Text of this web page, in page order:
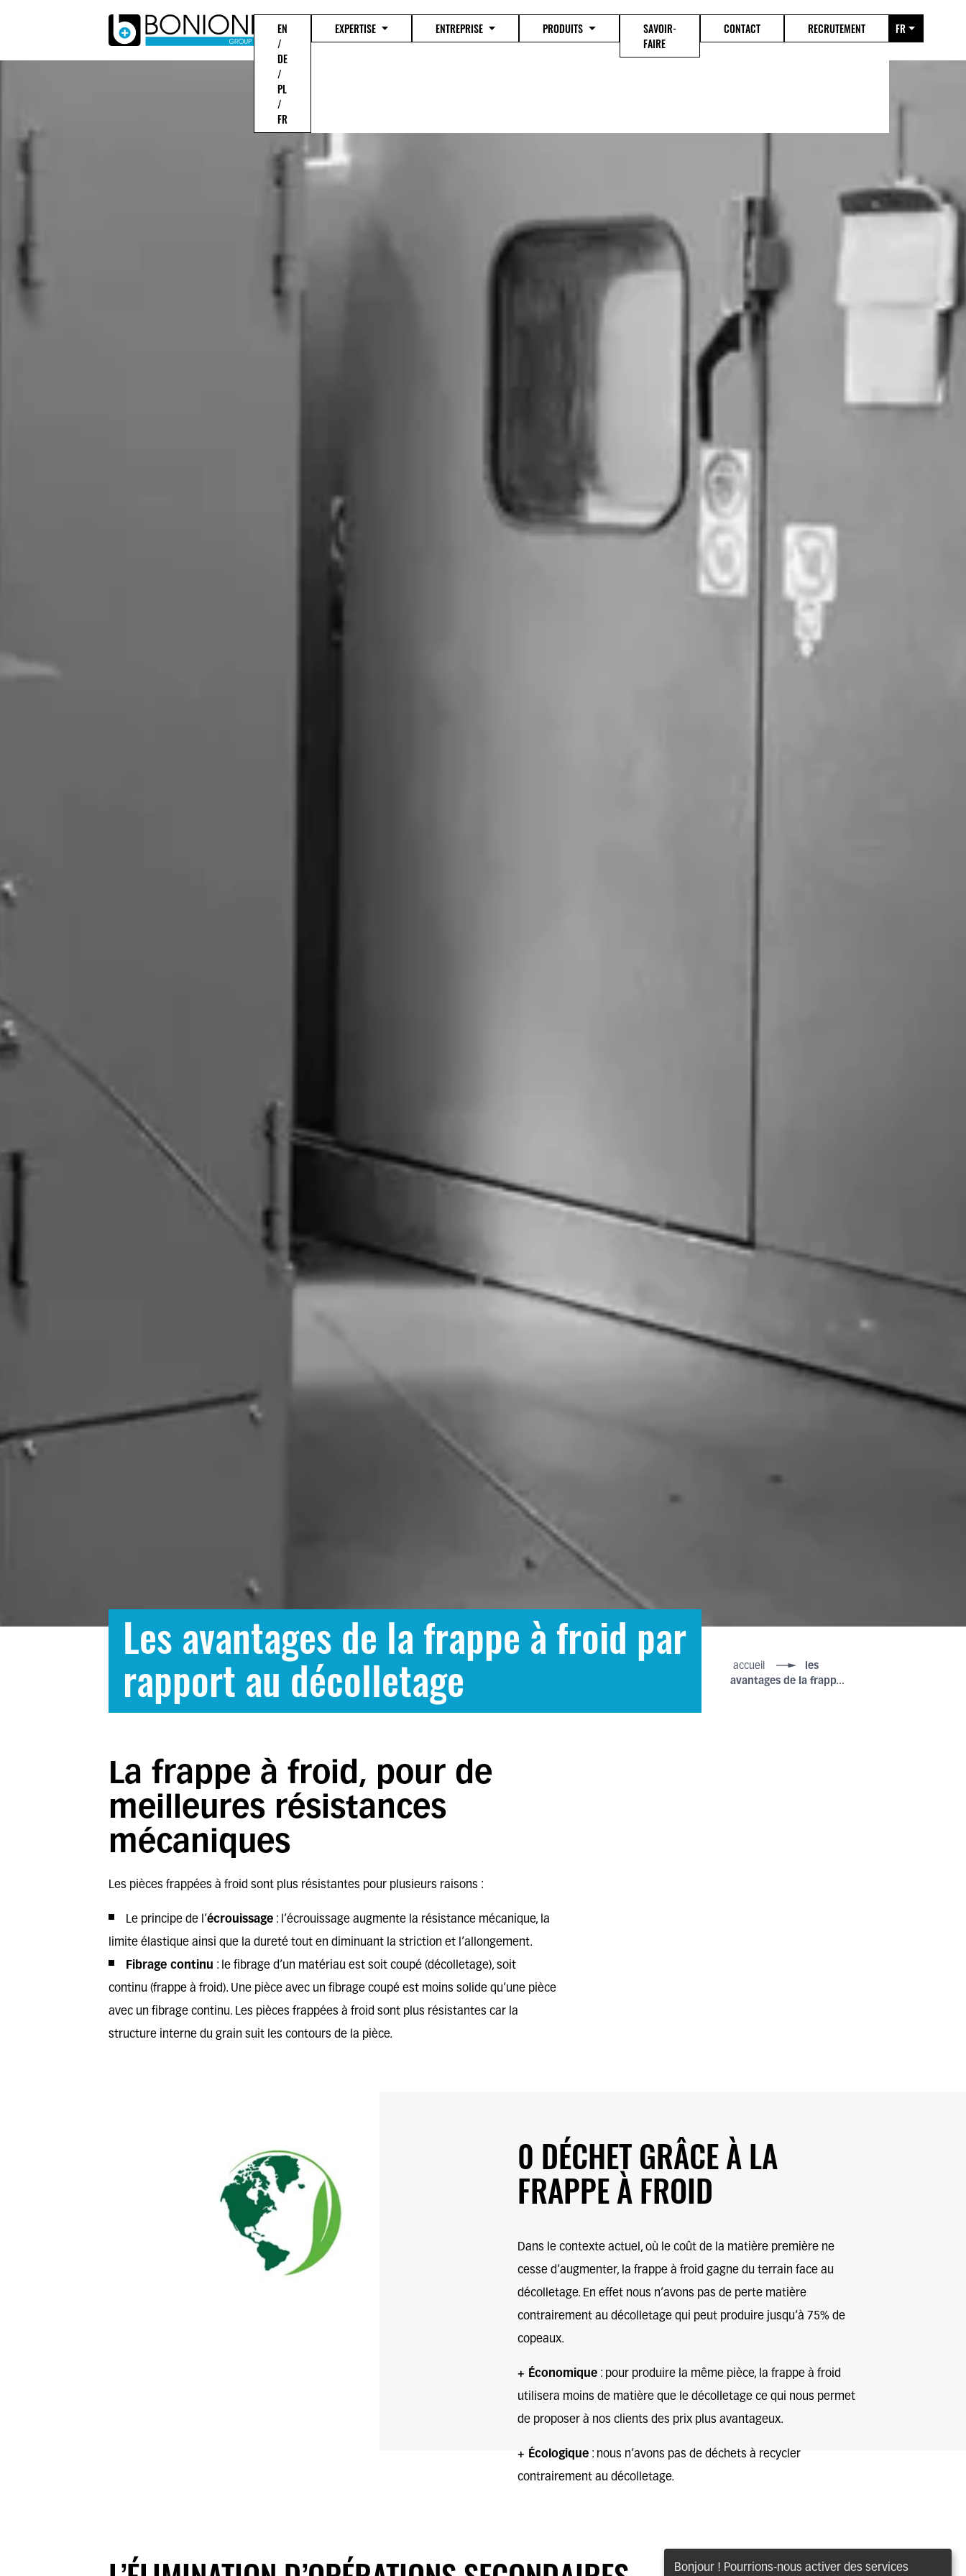
EN
/
DE
/
PL
/
FR
EXPERTISE ENTREPRISE PRODUITS
SAVOIR-
FAIRE
CONTACT RECRUTEMENT FR
Les avantages de la frappe à froid par
rapport au décolletage accueil
les
avantages de la frapp...
La frappe à froid, pour de
meilleures résistances
mécaniques
Les pièces frappées à froid sont plus résistantes pour plusieurs raisons :
Le principe de l’écrouissage : l’écrouissage augmente la résistance mécanique, la
limite élastique ainsi que la dureté tout en diminuant la striction et l’allongement.
Fibrage continu : le fibrage d’un matériau est soit coupé (décolletage), soit
continu (frappe à froid). Une pièce avec un fibrage coupé est moins solide qu’une pièce
avec un fibrage continu. Les pièces frappées à froid sont plus résistantes car la
structure interne du grain suit les contours de la pièce.
0 DÉCHET GRÂCE À LA
FRAPPE À FROID
Dans le contexte actuel, où le coût de la matière première ne
cesse d’augmenter, la frappe à froid gagne du terrain face au
décolletage. En effet nous n’avons pas de perte matière
contrairement au décolletage qui peut produire jusqu’à 75% de
copeaux.
+ Économique : pour produire la même pièce, la frappe à froid
utilisera moins de matière que le décolletage ce qui nous permet
de proposer à nos clients des prix plus avantageux.
+ Écologique : nous n’avons pas de déchets à recycler
contrairement au décolletage.
Bonjour ! Pourrions-nous activer des services